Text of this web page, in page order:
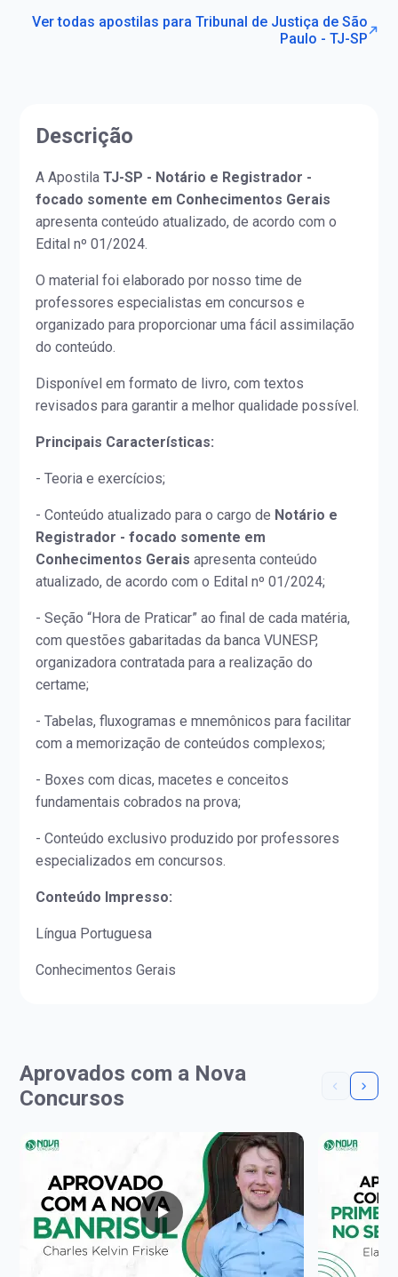
Ver todas apostilas para Tribunal de Justiça de São
Paulo - TJ-SP
Descrição
A ApostilaTJ-SP - Notário e Registrador -
focado somente em Conhecimentos Gerais
apresenta conteúdo atualizado, de acordo com o
Edital nº 01/2024.
O material foi elaborado por nosso time de
professores especialistas em concursos e
organizado para proporcionar uma fácil assimilação
do conteúdo.
Disponível em formato de livro, com textos
revisados para garantir a melhor qualidade possível.
Principais Características:
- Teoria e exercícios;
- Conteúdo atualizado para o cargo de Notário e
Registrador - focado somente em
Conhecimentos Gerais apresenta conteúdo
atualizado, de acordo com o Edital nº 01/2024;
- Seção “Hora de Praticar” ao final de cada matéria,
com questões gabaritadas da banca VUNESP,
organizadora contratada para a realização do
certame;
- Tabelas, fluxogramas e mnemônicos para facilitar
com a memorização de conteúdos complexos;
- Boxes com dicas, macetes e conceitos
fundamentais cobrados na prova;
- Conteúdo exclusivo produzido por professores
especializados em concursos.
Conteúdo Impresso:
Língua Portuguesa
Conhecimentos Gerais
Aprovados com a Nova
Concursos